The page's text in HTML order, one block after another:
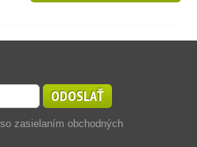
ODOSLAŤ
zasielaním obchodných